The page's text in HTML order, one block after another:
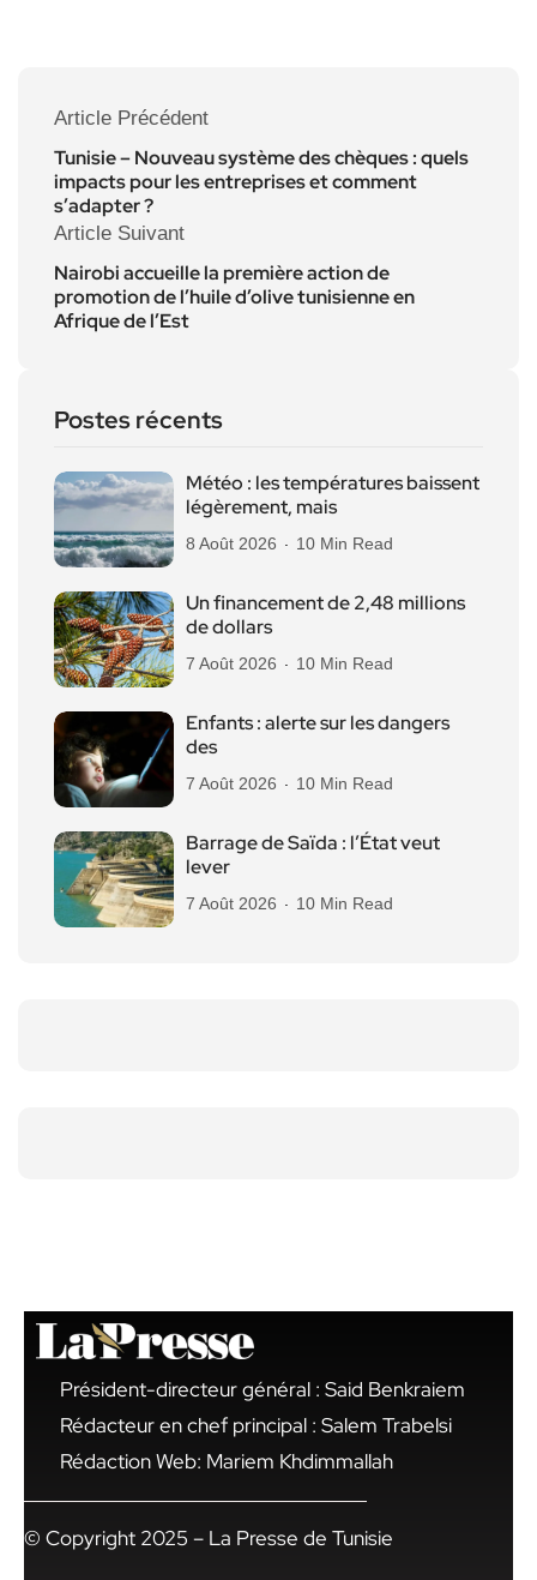
Article Précédent
Tunisie – Nouveau système des chèques : quels
impacts pour les entreprises et comment
s’adapter ?
Article Suivant
Nairobi accueille la première action de
promotion de l’huile d’olive tunisienne en
Afrique de l’Est
Postes récents
Météo : les températures baissent
légèrement, mais
8 Août 2026 10 Min Read
Un financement de 2,48 millions
de dollars
7 Août 2026 10 Min Read
Enfants : alerte sur les dangers
des
7 Août 2026 10 Min Read
Barrage de Saïda : l’État veut
lever
7 Août 2026 10 Min Read
Président-directeur général : Said Benkraiem
Rédacteur en chef principal : Salem Trabelsi
Rédaction Web: Mariem Khdimmallah
© Copyright 2025 – La Presse de Tunisie